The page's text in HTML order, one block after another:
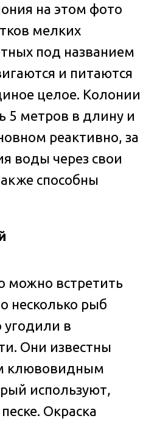
на этом фото
мелких
под названием
и питаются
целое. Колонии
5 метров в длину и
реактивно, за
воды через свои
способны
можно встретить
несколько рыб
угодили в
Они известны
клювовидным
используют,
Окраска